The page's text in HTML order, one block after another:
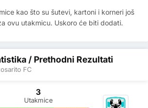
kao što su šutevi, kartoni i korneri još
ovu utakmicu. Uskoro će biti dodati.
/ Prethodni Rezultati
FC
3
Utakmice